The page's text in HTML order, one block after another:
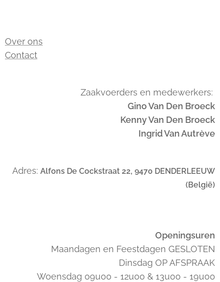
Over ons
Contact
Zaakvoerders en medewerkers:
Gino Van Den Broeck
Kenny Van Den Broeck
Ingrid Van Autrève
Adres: Alfons De Cockstraat 22, 9470 DENDERLEEUW
(België)
Openingsuren
Maandagen en Feestdagen GESLOTEN
Dinsdag OP AFSPRAAK
Woensdag 09u00 - 12u00 & 13u00 - 19u00